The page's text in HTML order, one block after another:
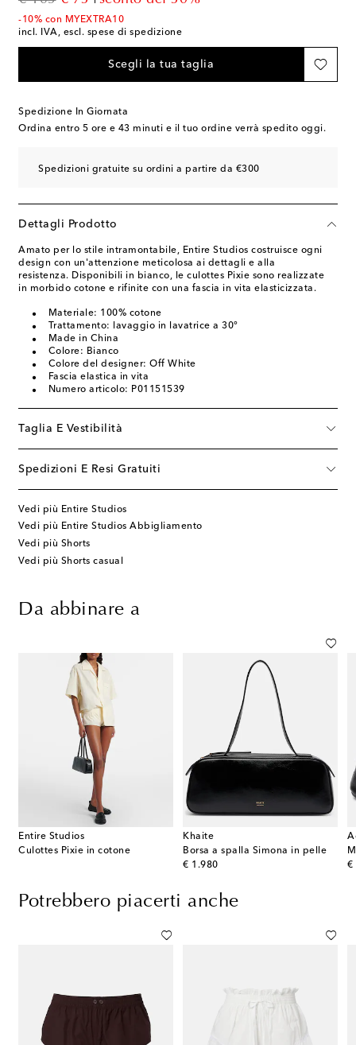
-10% con MYEXTRA10
incl. IVA, escl. spese di spedizione
Scegli la tua taglia
Spedizione In Giornata
Ordina entro 5 ore e 43 minuti e il tuo ordine verrà spedito oggi.
Spedizioni gratuite su ordini a partire da €300
Dettagli Prodotto
Amato per lo stile intramontabile, Entire Studios costruisce ogni
design con un'attenzione meticolosa ai dettagli e alla
resistenza. Disponibili in bianco, le culottes Pixie sono realizzate
in morbido cotone e rifinite con una fascia in vita elasticizzata.
Materiale: 100% cotone
Trattamento: lavaggio in lavatrice a 30°
Made in China
Colore: Bianco
Colore del designer: Off White
Fascia elastica in vita
Numero articolo: P01151539
Taglia E Vestibilità
Spedizioni E Resi Gratuiti
Vedi più Entire Studios
Vedi più Entire Studios Abbigliamento
Vedi più Shorts
Vedi più Shorts casual
Da abbinare a
Entire Studios
Culottes Pixie in cotone
Khaite
Borsa a spalla Simona in pelle
€ 1.980
original price
€
Potrebbero piacerti anche